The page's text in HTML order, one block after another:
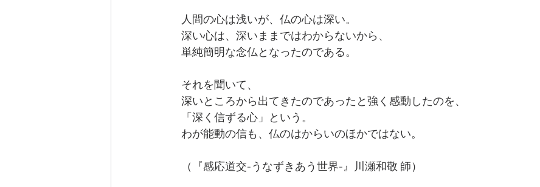
人間の心は浅いが、仏の心は深い。
深い心は、深いままではわからないから、
単純簡明な念仏となったのである。
それを聞いて、
深いところから出てきたのであったと強く感動したのを、
「深く信ずる心」という。
わが能動の信も、仏のはからいのほかではない。
（『感応道交-うなずきあう世界-』川瀬和敬 師）